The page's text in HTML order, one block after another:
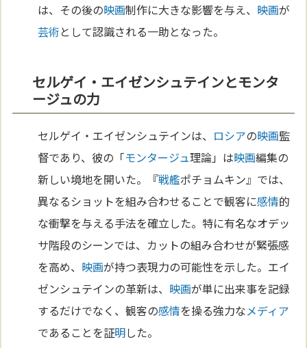
は、その後の映画制作に大きな影響を与え、 映画が
芸術として認識される一助となった。
セルゲイ・エイゼンシュテインとモンタ
ージュの力
セルゲイ・エイゼンシュテインは、 ロシアの映画監
督であり、彼の「モンタージュ理論」は映画編集の
新しい境地を開いた。『戦艦ポチョムキン』では、
異なるショットを組み合わせることで観客に感情的
な衝撃を与える手法を確立した。特に有名なオデッ
サ階段のシーンでは、カットの組み合わせが緊張感
を高め、 映画が持つ表現力の可能性を示した。エイ
ゼンシュテインの革新は、 映画が単に出来事を記録
するだけでなく、観客の感情を操る強力なメディア
であることを証明した。